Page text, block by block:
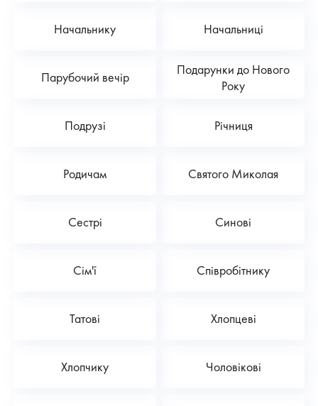
Начальнику Начальниці
Парубочий вечір
Подарунки до Нового
Року
Подрузі Річниця
Родичам Святого Миколая
Сестрі Синові
Сім'ї Співробітнику
Татові Хлопцеві
Хлопчику Чоловікові